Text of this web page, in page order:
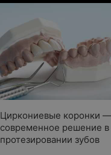
Циркониевые коронки —
современное решение в
протезировании зубов